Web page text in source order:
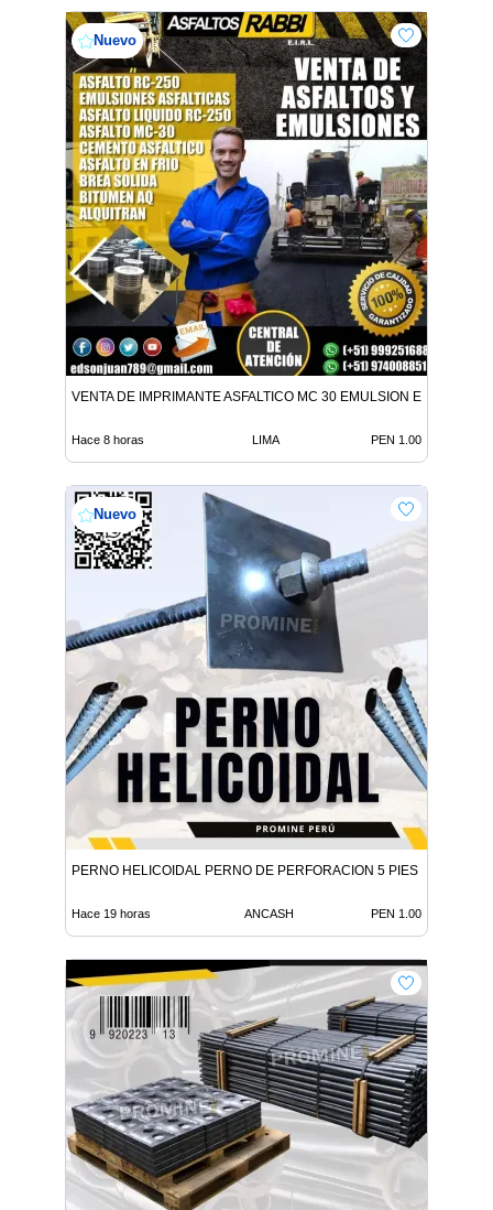
Nuevo
VENTA DE IMPRIMANTE ASFALTICO MC 30 EMULSION EN TODO
Hace 8 horas LIMA PEN 1.00
Nuevo
PERNO HELICOIDAL PERNO DE PERFORACION 5 PIES
Hace 19 horas ANCASH PEN 1.00